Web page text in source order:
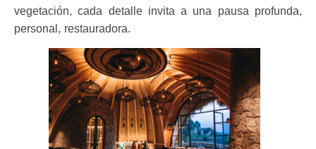
vegetación, cada detalle invita a una pausa profunda,
personal, restauradora.